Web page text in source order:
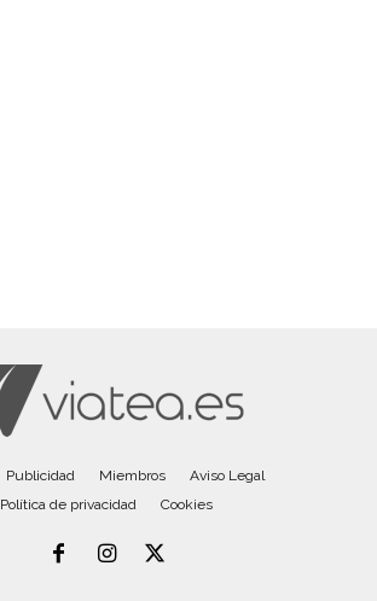
Publicidad Miembros
Aviso Legal
Política de privacidad
Cookies